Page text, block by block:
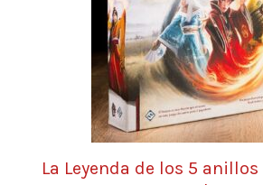
La Leyenda de los 5